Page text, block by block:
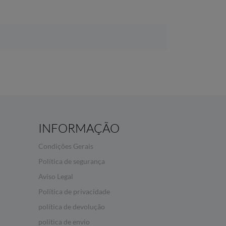
INFORMAÇÃO
Condições Gerais
Política de segurança
Aviso Legal
Política de privacidade
política de devolução
política de envio